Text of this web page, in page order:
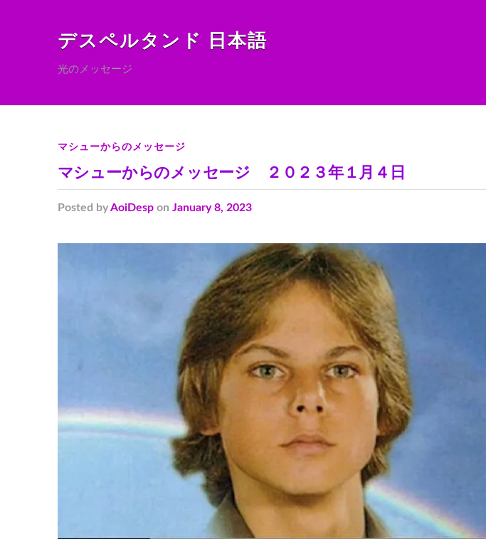
デスペルタンド 日本語
光のメッセージ
マシューからのメッセージ
マシューからのメッセージ ２０２３年１月４日
Posted byAoiDesp on January 8, 2023